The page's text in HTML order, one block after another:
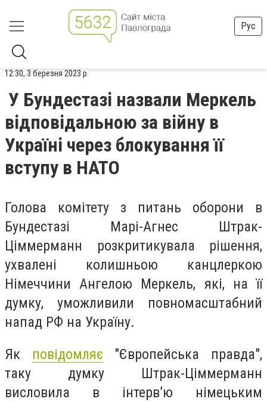
Рус
12:30, 3 березня 2023 р.
У Бундестазі назвали Меркель
відповідальною за війну в
Україні через блокування її
вступу в НАТО
Голова комітету з питань оборони в
Бундестазі Марі-Агнес Штрак-
Ціммерманн розкритикувала рішення,
ухвалені колишньою канцлеркою
Німеччини Ангелою Меркель, які, на її
думку, уможливили повномасштабний
напад РФ на Україну.
Як повідомляє "Європейська правда",
таку думку Штрак-Ціммерманн
висловила в інтерв’ю німецьким